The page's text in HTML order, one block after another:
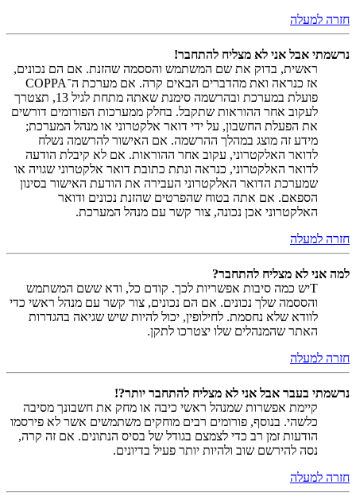
חזרה למעלה
נרשמתי אבל אני לא מצליח להתחבר!
ראשית, בדוק את שם המשתמש והססמה שהזנת. אם הם נכונים,
אז כנראה ואת מהדברים הבאים קרה. אם מערכת ה־COPPA
פועלת במערכת ובהרשמה סימנת שאתה מתחת לגיל 13, תצטרך
לעקוב אחר ההוראות שתקבל. בחלק ממערכות הפורומים דורשים
את הפעלת החשבון, על ידי דואר אלקטרוני או מנהל המערכת;
מידע זה מוצג במהלך ההרשמה. אם האישור להרשמה נשלח
לדואר האלקטרוני, עקוב אחר ההוראות. אם לא קיבלת הודעה
לדואר האלקטרוני, כנראה ונתת כתובת דואר אלקטרוני שגויה או
שמערכת הדואר האלקטרוני העבירה את הודעת האישור בסינון
הספאם. אם אתה בטוח שהפרטים שהזנת נכונים ודואר
האלקטרוני אכן נכונה, צור קשר עם מנהל המערכת.
חזרה למעלה
למה אני לא מצליח להתחבר?
Tיש כמה סיבות אפשריות לכך. קודם כל, ודא ששם המשתמש
והססמה שלך נכונים. אם הם נכונים, צור קשר עם מנהל ראשי כדי
לוודא שלא נחסמת. לחילופין, יכול להיות שיש שגיאה בהגדרות
האתר שהמנהלים שלו יצטרכו לתקן.
חזרה למעלה
נרשמתי בעבר אבל אני לא מצליח להתחבר יותר?!
קיימת אפשרות שמנהל ראשי כיבה או מחק את חשבונך מסיבה
כלשהי. בנוסף, פורומים רבים מוחקים משתמשים אשר לא פירסמו
הודעות זמן רב כדי לצמצם בגודל של בסיס הנתונים. אם זה קרה,
נסה להירשם שוב ולהיות יותר פעיל בדיונים.
חזרה למעלה